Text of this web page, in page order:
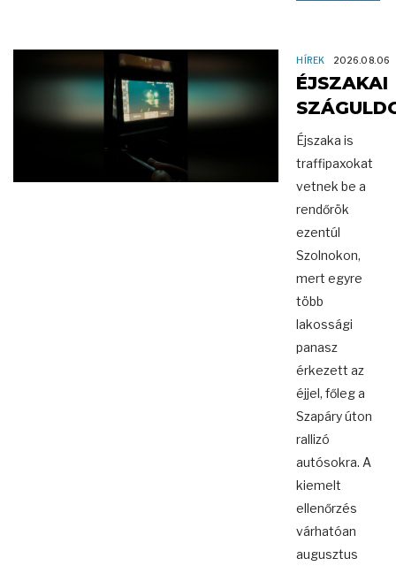
HÍREK 2026.08.06
ÉJSZAKAI
Éjszaka is
traffipaxokat
vetnek be a
rendőrök
ezentúl
Szolnokon,
mert egyre
több
lakossági
panasz
érkezett az
éjjel, főleg a
Szapáry úton
rallizó
autósokra. A
kiemelt
ellenőrzés
várhatóan
augusztus